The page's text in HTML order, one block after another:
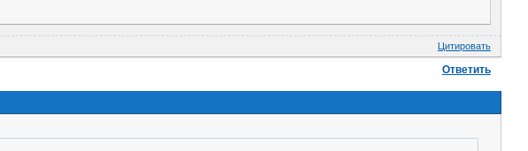
Цитировать
Ответить